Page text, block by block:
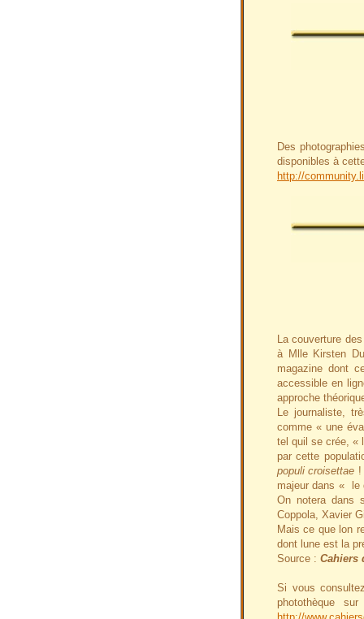
Des
disponibles à
http://
La couverture
à Mlle Kirsten
magazine dont
accessible en
approche
Le journaliste,
comme « une
tel quil se crée, «
par cette
populi croisettae !
majeur dans « le
On notera dans
Coppola, Xavier
Mais ce que lon
dont lune est la
Source : Cahiers
Si vous
photothèque